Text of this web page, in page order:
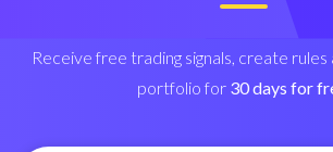
Receive free trading signals, create rules
portfolio for 30 days for